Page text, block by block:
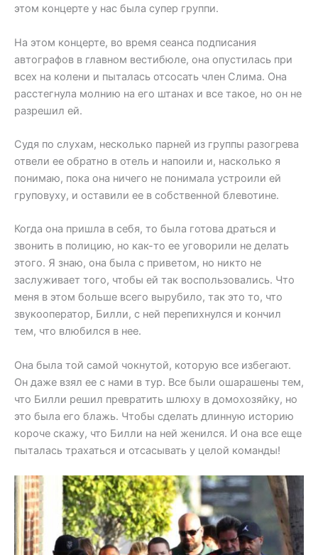
этом концерте у нас была супер группи.
На этом концерте, во время сеанса подписания
автографов в главном вестибюле, она опустилась при
всех на колени и пыталась отсосать член Слима. Она
расстегнула молнию на его штанах и все такое, но он не
разрешил ей.
Судя по слухам, несколько парней из группы разогрева
отвели ее обратно в отель и напоили и, насколько я
понимаю, пока она ничего не понимала устроили ей
груповуху, и оставили ее в собственной блевотине.
Когда она пришла в себя, то была готова драться и
звонить в полицию, но как-то ее уговорили не делать
этого. Я знаю, она была с приветом, но никто не
заслуживает того, чтобы ей так воспользовались. Что
меня в этом больше всего вырубило, так это то, что
звукооператор, Билли, с ней перепихнулся и кончил
тем, что влюбился в нее.
Она была той самой чокнутой, которую все избегают.
Он даже взял ее с нами в тур. Все были ошарашены тем,
что Билли решил превратить шлюху в домохозяйку, но
это была его блажь. Чтобы сделать длинную историю
короче скажу, что Билли на ней женился. И она все еще
пыталась трахаться и отсасывать у целой команды!